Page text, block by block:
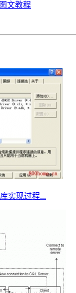
文教程
实现过程...